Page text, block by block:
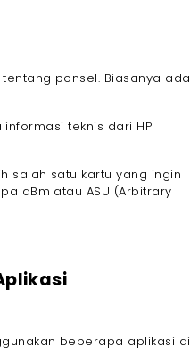
ponsel. Biasanya ada
informasi teknis dari HP
salah satu kartu yang ingin
dBm atau ASU (Arbitrary
beberapa aplikasi di